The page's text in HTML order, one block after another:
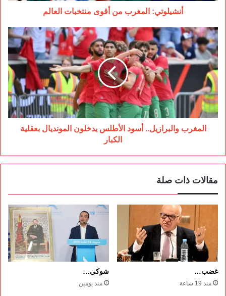
أنشيلوتي: المغرب من أقوى منتخبات العالم
المغرب
والبرازيل..
أسود
الأطلس
يدخلون
المونديال
بعقلية
الكبار
المغرب والبرازيل.. أسود الأطلس يدخلون المونديال بعقلية
الكبار
مقالات ذات صلة
غضب…
منذ 19 ساعة
شوكي…
منذ يومين